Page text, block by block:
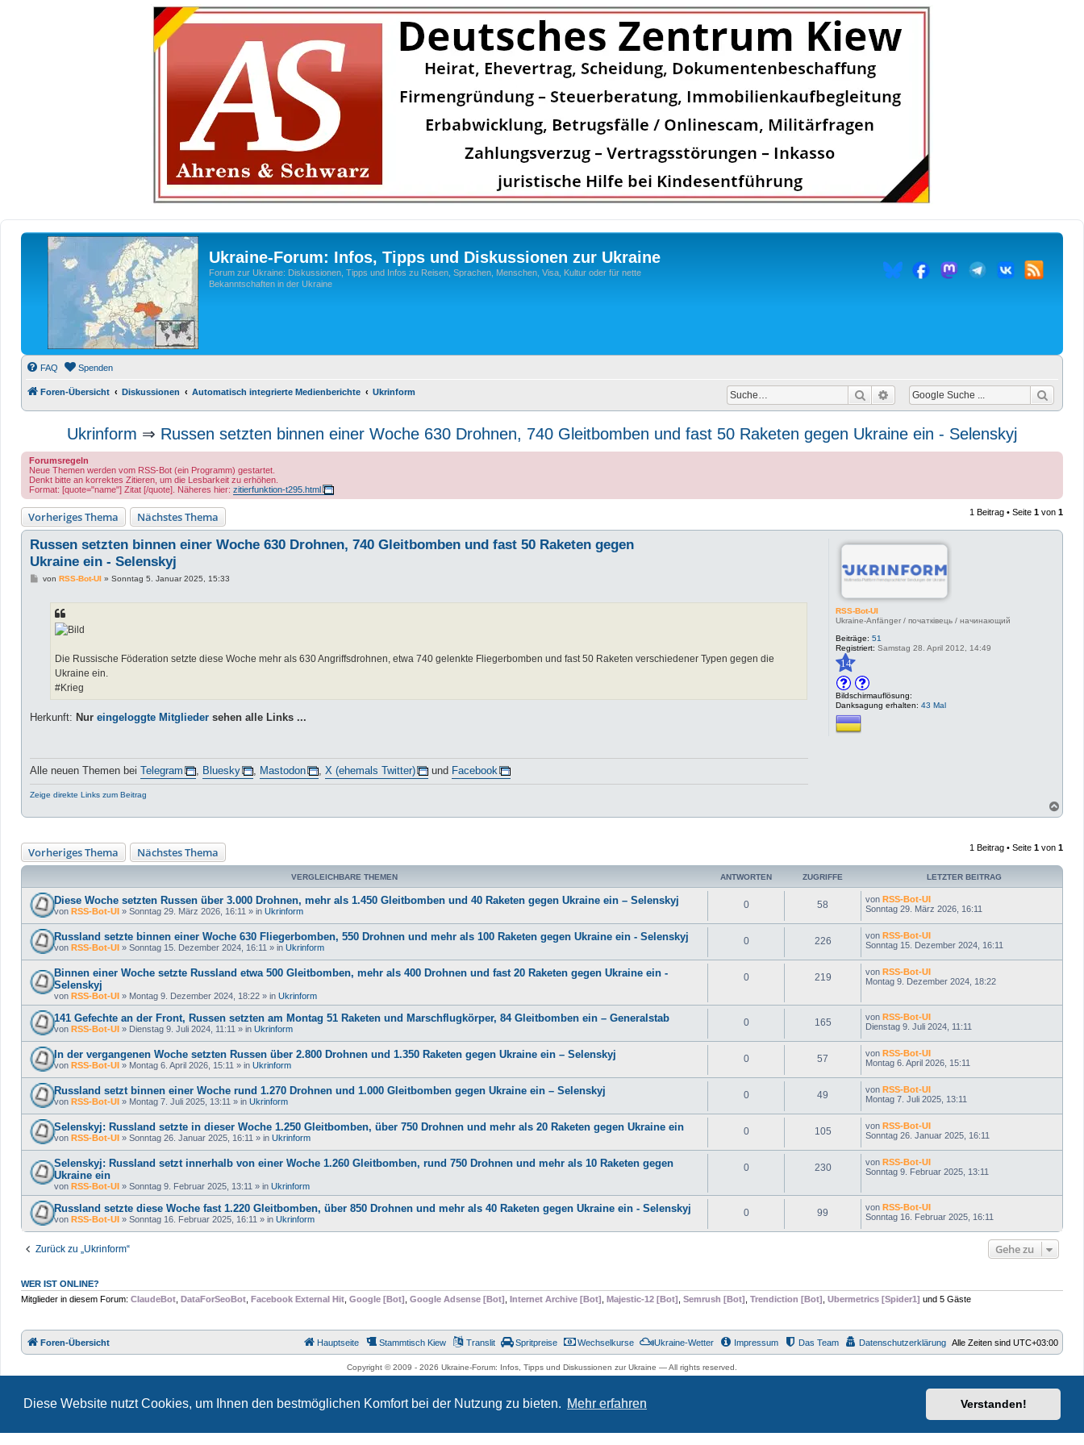
Diese Website nutzt Cookies, um Ihnen den bestmöglichen Komfort bei der Nutzung zu bieten. Mehr erfahren Verstanden!
Ukraine-Forum: Infos, Tipps und Diskussionen zur Ukraine
Forum zur Ukraine: Diskussionen, Tipps und Infos zu Reisen, Sprachen, Menschen, Visa, Kultur oder für nette
Bekanntschaften in der Ukraine
FAQ Spenden
Foren-Übersicht Diskussionen Automatisch integrierte Medienberichte Ukrinform Suche Erweiterte Suche
Ukrinform ⇒ Russen setzten binnen einer Woche 630 Drohnen, 740 Gleitbomben und fast 50 Raketen gegen Ukraine ein - Selenskyj
Forumsregeln
Neue Themen werden vom RSS-Bot (ein Programm) gestartet.
Denkt bitte an korrektes Zitieren, um die Lesbarkeit zu erhöhen.
Format: [quote="name"] Zitat [/quote]. Näheres hier: zitierfunktion-t295.html
Vorheriges Thema Nächstes Thema 1 Beitrag • Seite 1 von 1
RSS-Bot-UI
Ukraine-Anfänger / початківець / начинающий
Beiträge: 51
Registriert: Samstag 28. April 2012, 14:49
14
Bildschirmauflösung:
Danksagung erhalten: 43 Mal
Russen setzten binnen einer Woche 630 Drohnen, 740 Gleitbomben und fast 50 Raketen gegen
Ukraine ein - Selenskyj
Bvon RSS-Bot-UI» Sonntag 5. Januar 2025, 15:33
Die Russische Föderation setzte diese Woche mehr als 630 Angriffsdrohnen, etwa 740 gelenkte Fliegerbomben und fast 50 Raketen verschiedener Typen gegen die
Ukraine ein.
#Krieg
Herkunft: Nur eingeloggte Mitglieder sehen alle Links ...
Alle neuen Themen bei Telegram Bluesky Mastodon X (ehemals Twitter) und Facebook
Zeige direkte Links zum Beitrag
a
o
e
Vorheriges Thema Nächstes Thema 1 Beitrag • Seite 1 von 1
VERGLEICHBARE THEMEN ANTWORTEN ZUGRIFFE LETZTER BEITRAG
Diese Woche setzten Russen über 3.000 Drohnen, mehr als 1.450 Gleitbomben und 40 Raketen gegen Ukraine ein – Selenskyj
von RSS-Bot-UI » Sonntag 29. März 2026, 16:11 » in Ukrinform
0 58 von RSS-Bot-UI
Sonntag 29. März 2026, 16:11
Russland setzte binnen einer Woche 630 Fliegerbomben, 550 Drohnen und mehr als 100 Raketen gegen Ukraine ein - Selenskyj
von RSS-Bot-UI » Sonntag 15. Dezember 2024, 16:11 » in Ukrinform
0 226 von RSS-Bot-UI
Sonntag 15. Dezember 2024, 16:11
Binnen einer Woche setzte Russland etwa 500 Gleitbomben, mehr als 400 Drohnen und fast 20 Raketen gegen Ukraine ein -
Selenskyj
von RSS-Bot-UI » Montag 9. Dezember 2024, 18:22 » in Ukrinform
0 219 von RSS-Bot-UI
Montag 9. Dezember 2024, 18:22
141 Gefechte an der Front, Russen setzten am Montag 51 Raketen und Marschflugkörper, 84 Gleitbomben ein – Generalstab
von RSS-Bot-UI » Dienstag 9. Juli 2024, 11:11 » in Ukrinform
0 165 von RSS-Bot-UI
Dienstag 9. Juli 2024, 11:11
In der vergangenen Woche setzten Russen über 2.800 Drohnen und 1.350 Raketen gegen Ukraine ein – Selenskyj
von RSS-Bot-UI » Montag 6. April 2026, 15:11 » in Ukrinform
0 57 von RSS-Bot-UI
Montag 6. April 2026, 15:11
Russland setzt binnen einer Woche rund 1.270 Drohnen und 1.000 Gleitbomben gegen Ukraine ein – Selenskyj
von RSS-Bot-UI » Montag 7. Juli 2025, 13:11 » in Ukrinform
0 49 von RSS-Bot-UI
Montag 7. Juli 2025, 13:11
Selenskyj: Russland setzte in dieser Woche 1.250 Gleitbomben, über 750 Drohnen und mehr als 20 Raketen gegen Ukraine ein
von RSS-Bot-UI » Sonntag 26. Januar 2025, 16:11 » in Ukrinform
0 105 von RSS-Bot-UI
Sonntag 26. Januar 2025, 16:11
Selenskyj: Russland setzt innerhalb von einer Woche 1.260 Gleitbomben, rund 750 Drohnen und mehr als 10 Raketen gegen
Ukraine ein
von RSS-Bot-UI » Sonntag 9. Februar 2025, 13:11 » in Ukrinform
0 230 von RSS-Bot-UI
Sonntag 9. Februar 2025, 13:11
Russland setzte diese Woche fast 1.220 Gleitbomben, über 850 Drohnen und mehr als 40 Raketen gegen Ukraine ein - Selenskyj
von RSS-Bot-UI » Sonntag 16. Februar 2025, 16:11 » in Ukrinform
0 99 von RSS-Bot-UI
Sonntag 16. Februar 2025, 16:11
Zurück zu „Ukrinform“ Gehe zu
WER IST ONLINE?
Mitglieder in diesem Forum: ClaudeBot DataForSeoBot Facebook External Hit Google [Bot] Google Adsense [Bot] Internet Archive [Bot] Majestic-12 [Bot] Semrush [Bot] Trendiction [Bot] Ubermetrics [Spider1] und 5 Gäste
Foren-Übersicht Alle Zeiten sind UTC+03:00
Datenschutzerklärung
Das Team
Impressum
Ukraine-Wetter
Wechselkurse
Spritpreise
Translit
Stammtisch Kiew
Hauptseite
Copyright © 2009 - 2026 Ukraine-Forum: Infos, Tipps und Diskussionen zur Ukraine — All rights reserved.
Deutsche Übersetzung durchphpBB.de